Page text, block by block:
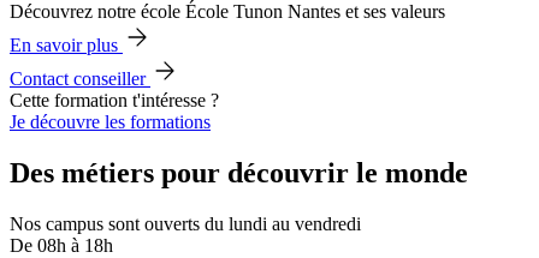
Découvrez notre école École Tunon Nantes et ses valeurs
En savoir plus
Contact conseiller
Cette formation t'intéresse ?
Je découvre les formations
Des métiers pour découvrir le monde
Nos campus sont ouverts du lundi au vendredi
De 08h à 18h